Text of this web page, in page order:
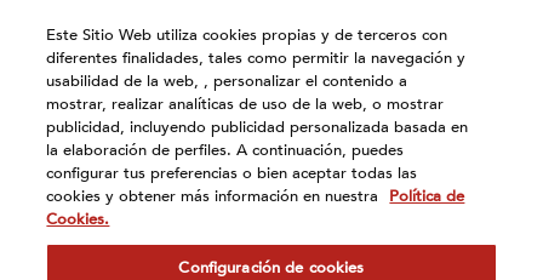
cuenta
sistema
accesibilidad.
Bases legales Sorteo
“Bifrutas edición verano”
Este Sitio Web utiliza cookies propias y de terceros con
diferentes finalidades, tales como permitir la navegación y
usabilidad de la web, , personalizar el contenido a
mostrar, realizar analíticas de uso de la web, o mostrar
publicidad, incluyendo publicidad personalizada basada en
la elaboración de perfiles. A continuación, puedes
configurar tus preferencias o bien aceptar todas las
cookies y obtener más información en nuestra
Política de
Cookies.
Configuración de cookies